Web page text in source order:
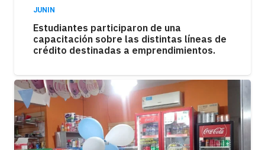
JUNIN
Estudiantes participaron de una
capacitación sobre las distintas líneas de
crédito destinadas a emprendimientos.